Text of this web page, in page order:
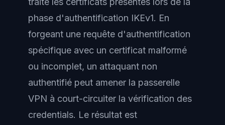
phase d'authentification IKEv1. En
forgeant une requête d'authentification
spécifique avec un certificat malformé
ou incomplet, un attaquant non
authentifié peut amener la passerelle
VPN à court-circuiter la vérification des
credentials. Le résultat est